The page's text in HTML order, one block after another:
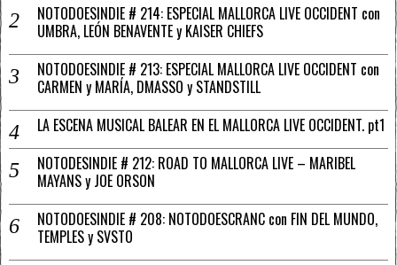
NOTODOESINDIE # 214: ESPECIAL MALLORCA LIVE OCCIDENT con
UMBRA, LEÓN BENAVENTE y KAISER CHIEFS
NOTODOESINDIE # 213: ESPECIAL MALLORCA LIVE OCCIDENT con
CARMEN y MARÍA, DMASSO y STANDSTILL
LA ESCENA MUSICAL BALEAR EN EL MALLORCA LIVE OCCIDENT. pt1
NOTODESINDIE # 212: ROAD TO MALLORCA LIVE – MARIBEL
MAYANS y JOE ORSON
NOTODOESINDIE # 208: NOTODOESCRANC con FIN DEL MUNDO,
TEMPLES y SVSTO